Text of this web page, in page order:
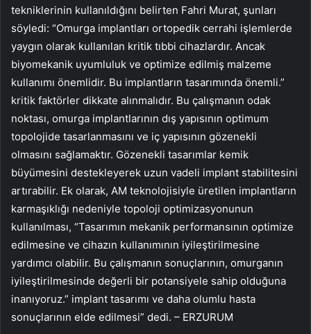
tekniklerinin kullanıldığını belirten Fahri Murat, şunları
söyledi: “Omurga implantları ortopedik cerrahi işlemlerde
yaygın olarak kullanılan kritik tıbbi cihazlardır. Ancak
biyomekanik uyumluluk ve optimize edilmiş malzeme
kullanımı önemlidir. Bu implantların tasarımında önemli.”
kritik faktörler dikkate alınmalıdır. Bu çalışmanın odak
noktası, omurga implantlarının dış yapısının optimum
topolojide tasarlanmasını ve iç yapısının gözenekli
olmasını sağlamaktır. Gözenekli tasarımlar kemik
büyümesini destekleyerek uzun vadeli implant stabilitesini
artırabilir. Ek olarak, AM teknolojisiyle üretilen implantların
karmaşıklığı nedeniyle topoloji optimizasyonunun
kullanılması, “Tasarımın mekanik performansının optimize
edilmesine ve cihazın kullanımının iyileştirilmesine
yardımcı olabilir. Bu çalışmanın sonuçlarının, omurganın
iyileştirilmesinde değerli bir potansiyele sahip olduğuna
inanıyoruz.” implant tasarımı ve daha olumlu hasta
sonuçlarının elde edilmesi” dedi. – ERZURUM